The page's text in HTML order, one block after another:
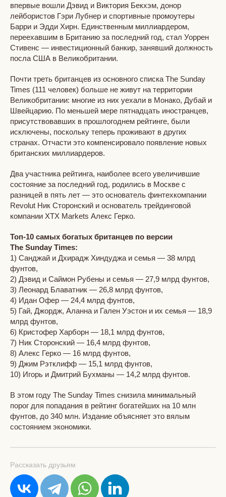
впервые вошли Дэвид и Виктория Бекхэм, донор
лейбористов Гэри Лубнер и спортивные промоутеры
Барри и Эдди Хирн. Единственным миллиардером,
переехавшим в Британию за последний год, стал Уоррен
Стивенс — инвестиционный банкир, занявший должность
посла США в Великобритании.
Почти треть британцев из основного списка The Sunday
Times (111 человек) больше не живут на территории
Великобритании: многие из них уехали в Монако, Дубай и
Швейцарию. По меньшей мере пятнадцать иностранцев,
присутствовавших в прошлогоднем рейтинге, были
исключены, поскольку теперь проживают в других
странах. Отчасти это компенсировало появление новых
британских миллиардеров.
Два участника рейтинга, наиболее всего увеличившие
состояние за последний год, родились в Москве с
разницей в пять лет — это основатель финтехкомпании
Revolut Ник Сторонский и основатель трейдинговой
компании XTX Markets Алекс Герко.
Топ-10 самых богатых британцев по версии
The Sunday Times:
1) Санджай и Дхирадж Хиндуджа и семья — 38 млрд
фунтов,
2) Дэвид и Саймон Рубены и семья — 27,9 млрд фунтов,
3) Леонард Блаватник — 26,8 млрд фунтов,
4) Идан Офер — 24,4 млрд фунтов,
5) Гай, Джордж, Аланна и Гален Уэстон и их семья — 18,9
млрд фунтов,
6) Кристофер Харборн — 18,1 млрд фунтов,
7) Ник Сторонский — 16,4 млрд фунтов,
8) Алекс Герко — 16 млрд фунтов,
9) Джим Рэтклифф — 15,1 млрд фунтов,
10) Игорь и Дмитрий Бухманы — 14,2 млрд фунтов.
В этом году The Sunday Times снизила минимальный
порог для попадания в рейтинг богатейших на 10 млн
фунтов, до 340 млн. Издание объясняет это вялым
состоянием экономики.
Рассказать друзьям